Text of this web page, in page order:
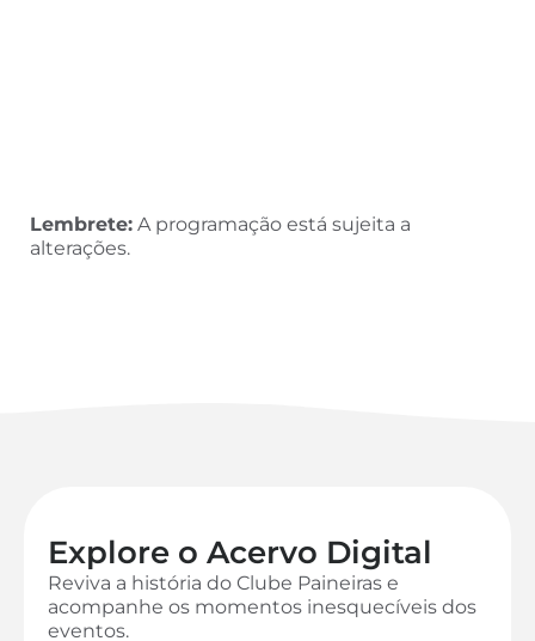
Lembrete: A programação está sujeita a
alterações.
Explore o Acervo Digital
Reviva a história do Clube Paineiras e
acompanhe os momentos inesquecíveis dos
eventos.